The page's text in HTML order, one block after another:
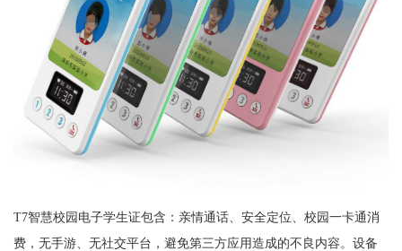
T7智慧校园电子学生证包含：亲情通话、安全定位、校园一卡通消
费，无手游、无社交平台，避免第三方应用造成的不良内容。设备